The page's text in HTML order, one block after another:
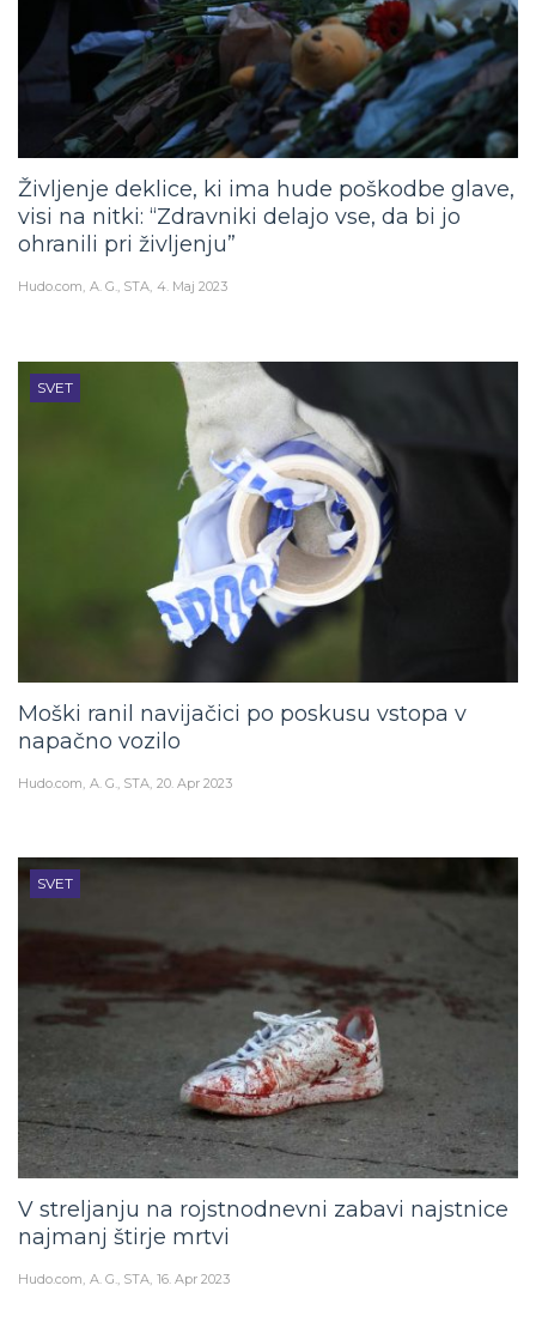
Življenje deklice, ki ima hude poškodbe glave,
visi na nitki: “Zdravniki delajo vse, da bi jo
ohranili pri življenju”
Hudo.com A. G., STA 4. Maj 2023
SVET
Moški ranil navijačici po poskusu vstopa v
napačno vozilo
Hudo.com A. G., STA 20. Apr 2023
SVET
V streljanju na rojstnodnevni zabavi najstnice
najmanj štirje mrtvi
Hudo.com A. G., STA 16. Apr 2023